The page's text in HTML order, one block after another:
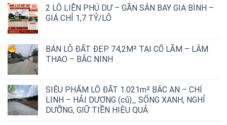
2 LÔ LIỀN PHÚ DƯ – GẦN SÂN BAY GIA BÌNH –
GIÁ CHỈ 1,7 TỶ/LÔ
là:
2,500,000,000 ₫.
tại
là:
BÁN LÔ ĐẤT ĐẸP 74,2M² TẠI CỔ LÃM – LÂM
THAO – BẮC NINH
SIÊU PHẨM LÔ ĐẤT 1.021m² BẮC AN – CHÍ
LINH – HẢI DƯƠNG (cũ)_ SỐNG XANH, NGHỈ
DƯỠNG, GIỮ TIỀN HIỆU QUẢ